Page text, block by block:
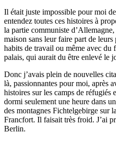
Il était juste impossible pour moi
entendez toutes ces histoires à
la partie communiste
maison sans leur faire part de
habits de travail ou même avec du
palais, qui aurait du être enlevé le
Donc j’avais plein de nouvelles
là, passionnantes pour moi, après
histoires sur les camps de réfugiés
dormi seulement une heure dans
des montagnes Fichtelgebirge sur
Francfort. Il faisait très froid. J’ai
Berlin.